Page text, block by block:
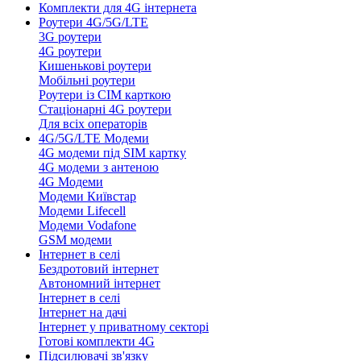
Комплекти для 4G інтернета
Роутери 4G/5G/LTE
3G роутери
4G роутери
Кишенькові роутери
Мобільні роутери
Роутери із СІМ карткою
Стаціонарні 4G роутери
Для всіх операторів
4G/5G/LTE Модеми
4G модеми під SIM картку
4G модеми з антеною
4G Модеми
Модеми Київстар
Модеми Lifecell
Модеми Vodafone
GSM модеми
Інтернет в селі
Бездротовий інтернет
Автономний інтернет
Інтернет в селі
Інтернет на дачі
Інтернет у приватному секторі
Готові комплекти 4G
Підсилювачі зв'язку